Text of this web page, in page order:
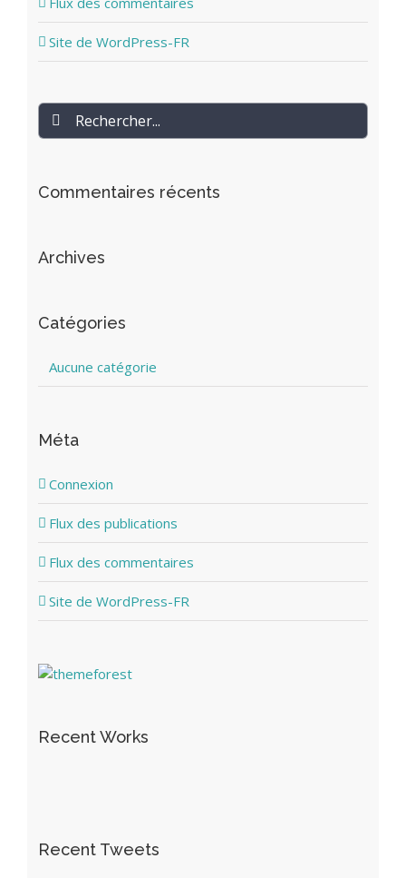
Site de WordPress-FR
Rechercher
Commentaires récents
Archives
Catégories
Aucune catégorie
Méta
Connexion
Flux des publications
Flux des commentaires
Site de WordPress-FR
Recent Works
Recent Tweets